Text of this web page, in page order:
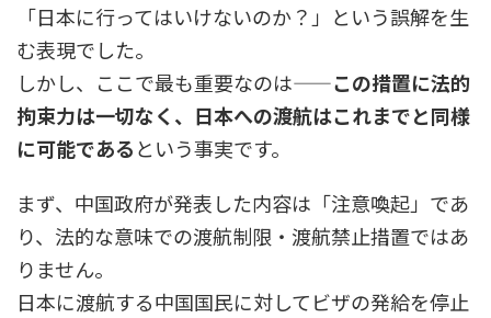
「日本に行ってはいけないのか？」という誤解を生
む表現でした。
しかし、ここで最も重要なのは——この措置に法的
拘束力は一切なく、日本への渡航はこれまでと同様
に可能であるという事実です。
まず、中国政府が発表した内容は「注意喚起」であ
り、法的な意味での渡航制限・渡航禁止措置ではあ
りません。
日本に渡航する中国国民に対してビザの発給を停止